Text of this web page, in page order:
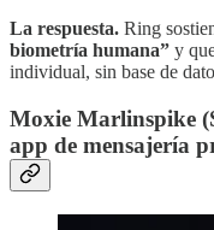
La respuesta. Ring
biometría humana” y
individual, sin base de
Moxie Marlinspike
app de mensajería